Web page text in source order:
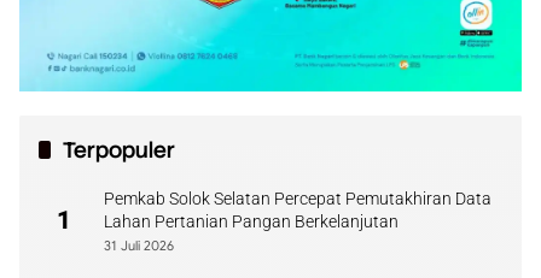
Terpopuler
1
Pemkab Solok Selatan Percepat Pemutakhiran Data
Lahan Pertanian Pangan Berkelanjutan
31 Juli 2026